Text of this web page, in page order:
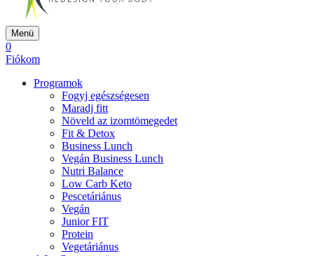
Menü
0
Fiókom
Programok
Fogyj egészségesen
Maradj fitt
Növeld az izomtömegedet
Fit & Detox
Business Lunch
Vegán Business Lunch
Nutri Balance
Low Carb Keto
Pescetáriánus
Vegán
Junior FIT
Protein
Vegetáriánus